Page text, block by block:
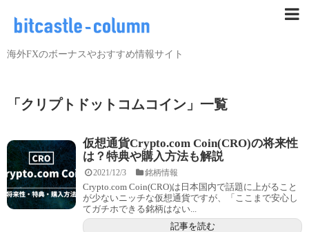
海外FXのボーナスやおすすめ情報サイト
「 クリプトドットコムコイン 」 一覧
仮想通貨Crypto.com Coin(CRO)の将来性
は？特典や購入方法も解説
2021/12/3 銘柄情報
Crypto.com Coin(CRO)は日本国内で話題に上がること
が少ないニッチな仮想通貨ですが、「ここまで安心し
てガチホできる銘柄はない...
記事を読む